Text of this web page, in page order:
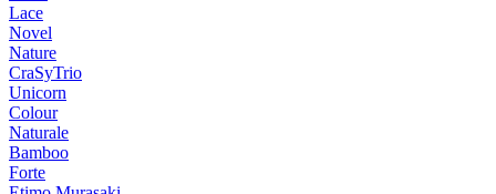
Lace
Novel
Nature
CraSyTrio
Unicorn
Colour
Naturale
Bamboo
Forte